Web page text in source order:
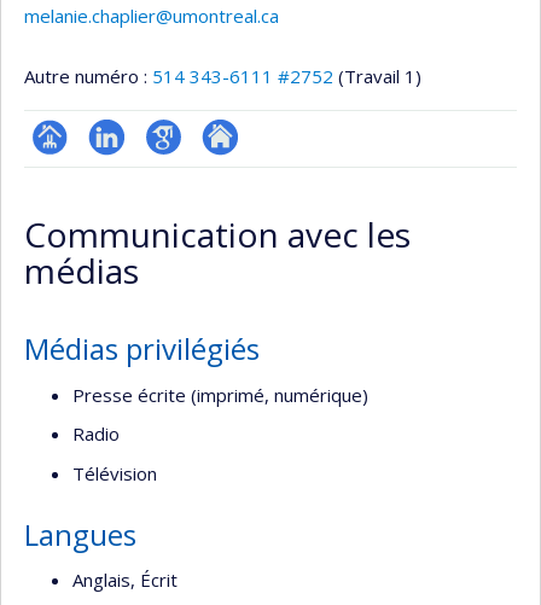
melanie.chaplier@umontreal.ca
Autre numéro : 514 343-6111 #2752 (Travail 1)
Page
(faculté,département,école)
LinkedInGoogleAutre
web
Communication avec les
médias
Médias privilégiés
Presse écrite (imprimé, numérique)
Radio
Télévision
Langues
Anglais, Écrit